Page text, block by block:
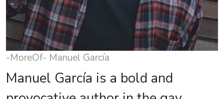
-MoreOf- Manuel García
Manuel García is a bold and